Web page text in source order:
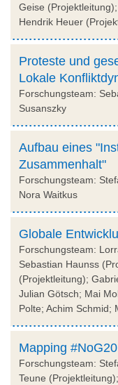
Geise
Hendrik Heuer
Proteste und
Lokale
Forschungsteam:
Susanszky
Aufbau eines
Zusammenhalt"
Forschungsteam:
Nora Waitkus
Globale
Forschungsteam:
Sebastian Haunss
(Projektleitung);
Julian Götsch; Mai
Polte; Achim Schmid;
Mapping #NoG20
Forschungsteam:
Teune